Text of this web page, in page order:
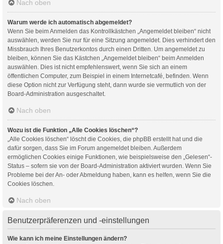
Nach oben
Warum werde ich automatisch abgemeldet?
Wenn Sie beim Anmelden das Kontrollkästchen „Angemeldet bleiben“ nicht
auswählen, werden Sie nur für eine Sitzung angemeldet. Dies verhindert den
Missbrauch Ihres Benutzerkontos durch einen Dritten. Um angemeldet zu
bleiben, können Sie das Kästchen „Angemeldet bleiben“ beim Anmelden
auswählen. Dies ist nicht empfehlenswert, wenn Sie sich an einem
öffentlichen Computer, zum Beispiel in einem Internetcafé, befinden. Wenn
diese Option nicht zur Verfügung steht, dann wurde sie vermutlich von der
Board-Administration ausgeschaltet.
Nach oben
Wozu ist die Funktion „Alle Cookies löschen“?
„Alle Cookies löschen“ löscht die Cookies, die phpBB erstellt hat und die
dafür sorgen, dass Sie im Forum angemeldet bleiben. Außerdem
ermöglichen Cookies einige Funktionen, wie beispielsweise den „Gelesen“-
Status – sofern sie von der Board-Administration aktiviert wurden. Wenn Sie
Probleme bei der An- oder Abmeldung haben, kann es helfen, wenn Sie die
Cookies löschen.
Nach oben
Benutzerpräferenzen und -einstellungen
Wie kann ich meine Einstellungen ändern?